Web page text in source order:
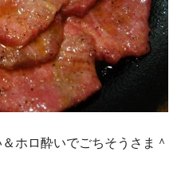
ホロ酔いでごちそうさま＾